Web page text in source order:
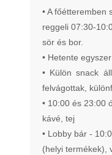
• A főétteremben
reggeli 07:30-
sör és bor.
• Hetente
• Külön snack
felvágottak,
• 10:00 és 23:00
kávé, tej
• Lobby bár -
(helyi termékek),